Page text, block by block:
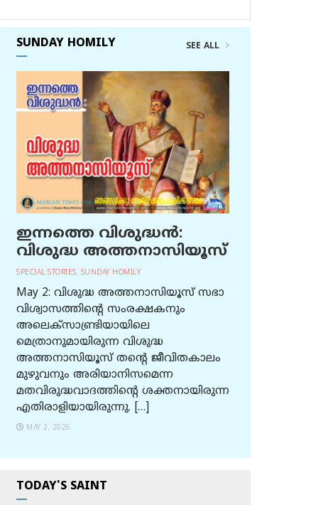
SUNDAY HOMILY SEE ALL
ഇന്നത്തെ വിശുദ്ധന്‍:
വിശുദ്ധ അത്തനാസിയൂസ്
SPECIAL STORIES, SUNDAY HOMILY
May 2: വിശുദ്ധ അത്തനാസിയൂസ് സഭാ
വിശ്വാസത്തിന്റെ സംരക്ഷകനും
അലെക്സാണ്ട്രിയായിലെ
മെത്രാനുമായിരുന്ന വിശുദ്ധ
അത്തനാസിയൂസ് തന്റെ ജീവിതകാലം
മുഴുവനും അരിയാനിസമെന്ന
മതവിരുദ്ധവാദത്തിന്റെ ശക്തനായിരുന്ന
എതിരാളിയായിരുന്നു. […]
MAY 2, 2026
TODAY'S SAINT